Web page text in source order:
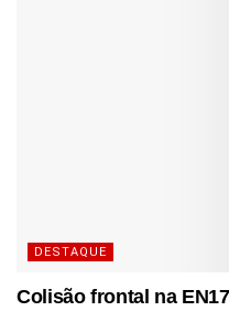
DESTAQUE
Colisão frontal na